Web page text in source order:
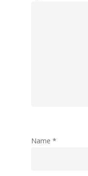
Name *